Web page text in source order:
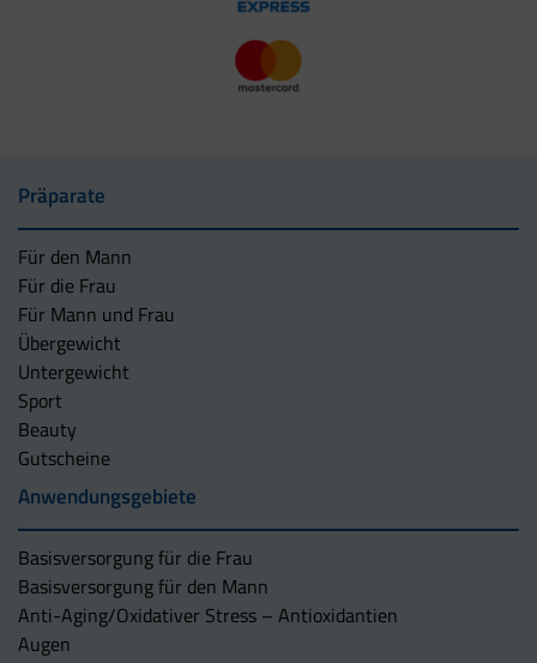
Präparate
Für den Mann
Für die Frau
Für Mann und Frau
Übergewicht
Untergewicht
Sport
Beauty
Gutscheine
Anwendungsgebiete
Basisversorgung für die Frau
Basisversorgung für den Mann
Anti-Aging/Oxidativer Stress – Antioxidantien
Augen